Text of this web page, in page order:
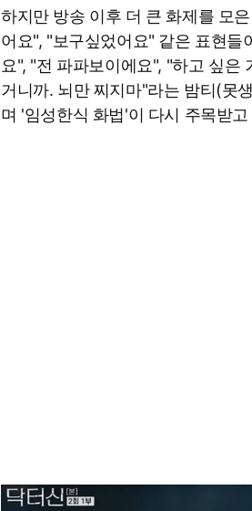
하지만 방송 이후 더 큰 화제를 모
어요", "보구싶었어요" 같은 표현
요", "전 파파보이에요", "하고 싶은
거니까. 뇌만 찌지마"라는 밤티(못
며 '임성한식 화법'이 다시 주목받